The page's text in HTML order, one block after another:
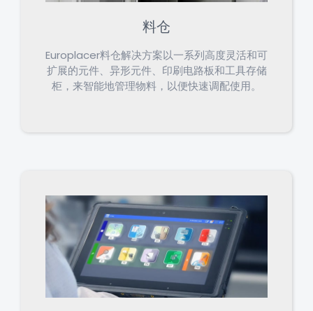
料仓
Europlacer料仓解决方案以一系列高度灵活和可
扩展的元件、异形元件、印刷电路板和工具存储
柜，来智能地管理物料，以便快速调配使用。